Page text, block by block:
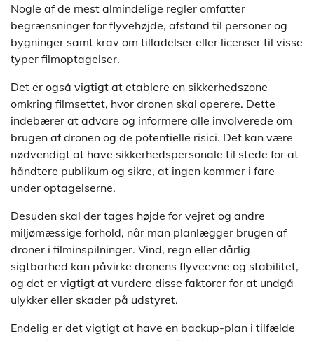
Nogle af de mest almindelige regler omfatter
begrænsninger for flyvehøjde, afstand til personer og
bygninger samt krav om tilladelser eller licenser til visse
typer filmoptagelser.
Det er også vigtigt at etablere en sikkerhedszone
omkring filmsettet, hvor dronen skal operere. Dette
indebærer at advare og informere alle involverede om
brugen af dronen og de potentielle risici. Det kan være
nødvendigt at have sikkerhedspersonale til stede for at
håndtere publikum og sikre, at ingen kommer i fare
under optagelserne.
Desuden skal der tages højde for vejret og andre
miljømæssige forhold, når man planlægger brugen af
droner i filminspilninger. Vind, regn eller dårlig
sigtbarhed kan påvirke dronens flyveevne og stabilitet,
og det er vigtigt at vurdere disse faktorer for at undgå
ulykker eller skader på udstyret.
Endelig er det vigtigt at have en backup-plan i tilfælde